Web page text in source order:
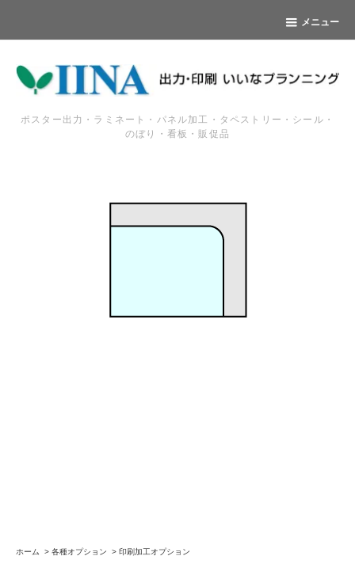
メニュー
ポスター出力・ラミネート・パネル加工・タペストリー・シール・
のぼり・看板・販促品
ホーム > 各種オプション > 印刷加工オプション